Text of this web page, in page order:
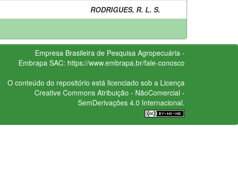
RODRIGUES, R. L. S.
Empresa Brasileira de Pesquisa Agropecuária -
Embrapa SAC: https://www.embrapa.br/fale-conosco
O conteúdo do repositório está licenciado sob a Licença
Creative CommonsAtribuição - NãoComercial -
SemDerivações 4.0 Internacional.